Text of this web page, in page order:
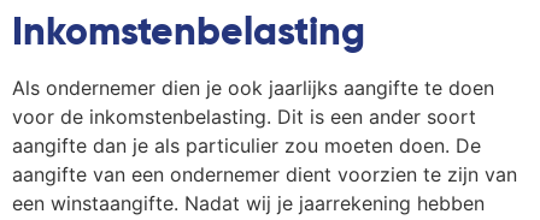
Inkomstenbelasting
Als ondernemer dien je ook jaarlijks aangifte te doen
voor de inkomstenbelasting. Dit is een ander soort
aangifte dan je als particulier zou moeten doen. De
aangifte van een ondernemer dient voorzien te zijn van
een winstaangifte. Nadat wij je jaarrekening hebben